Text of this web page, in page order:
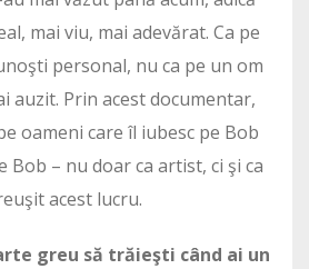
mai viu, mai adevărat. Ca pe
personal, nu ca pe un om
auzit. Prin acest documentar,
oameni care îl iubesc pe Bob
Bob – nu doar ca artist, ci şi ca
acest lucru.
greu să trăieşti când ai un